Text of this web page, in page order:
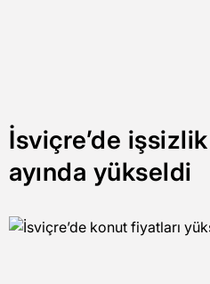
İsviçre’de
ayında yükseldi